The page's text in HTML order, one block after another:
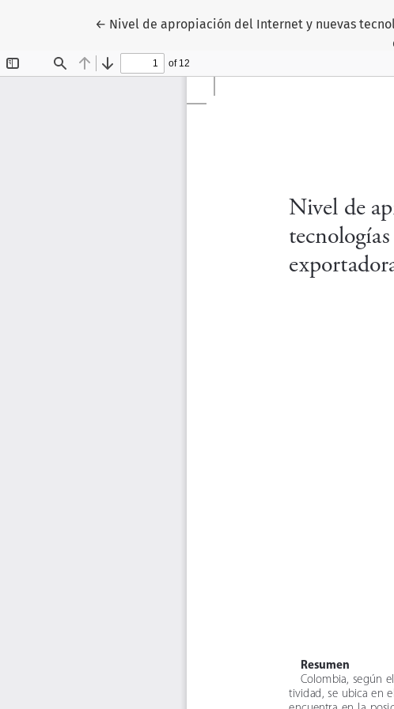
← Volver a los detalles del artículo
Nivel de apropiación del Internet y nuevas